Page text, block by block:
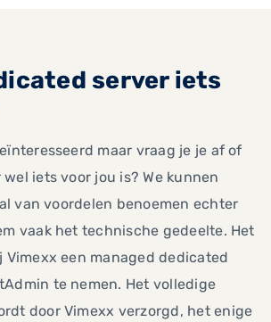
server iets
maar vraag je je af of
iets voor jou is? We kunnen
van voordelen benoemen echter
vaak het technische gedeelte. Het
Vimexx een managed dedicated
te nemen. Het volledige
door Vimexx verzorgd, het enige